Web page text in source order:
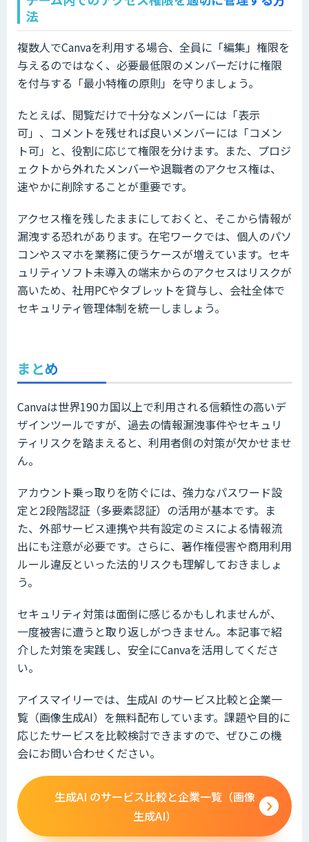
法
複数人でCanvaを利用する場合、全員に「編集」権限を
与えるのではなく、必要最低限のメンバーだけに権限
を付与する「最小特権の原則」を守りましょう。
たとえば、閲覧だけで十分なメンバーには「表示
可」、コメントを残せれば良いメンバーには「コメン
ト可」と、役割に応じて権限を分けます。また、プロジ
ェクトから外れたメンバーや退職者のアクセス権は、
速やかに削除することが重要です。
アクセス権を残したままにしておくと、そこから情報が
漏洩する恐れがあります。在宅ワークでは、個人のパソ
コンやスマホを業務に使うケースが増えています。セキ
ュリティソフト未導入の端末からのアクセスはリスクが
高いため、社用PCやタブレットを貸与し、会社全体で
セキュリティ管理体制を統一しましょう。
まとめ
Canvaは世界190カ国以上で利用される信頼性の高いデ
ザインツールですが、過去の情報漏洩事件やセキュリ
ティリスクを踏まえると、利用者側の対策が欠かせませ
ん。
アカウント乗っ取りを防ぐには、強力なパスワード設
定と2段階認証（多要素認証）の活用が基本です。ま
た、外部サービス連携や共有設定のミスによる情報流
出にも注意が必要です。さらに、著作権侵害や商用利用
ルール違反といった法的リスクも理解しておきましょ
う。
セキュリティ対策は面倒に感じるかもしれませんが、
一度被害に遭うと取り返しがつきません。本記事で紹
介した対策を実践し、安全にCanvaを活用してくださ
い。
アイスマイリーでは、生成AI のサービス比較と企業一
覧（画像生成AI）を無料配布しています。課題や目的に
応じたサービスを比較検討できますので、ぜひこの機
会にお問い合わせください。
生成AI のサービス比較と企業一覧（画像
生成AI）